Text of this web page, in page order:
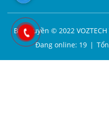
Bản quyền © 2022 VOZTECH
Đang online: 19 |